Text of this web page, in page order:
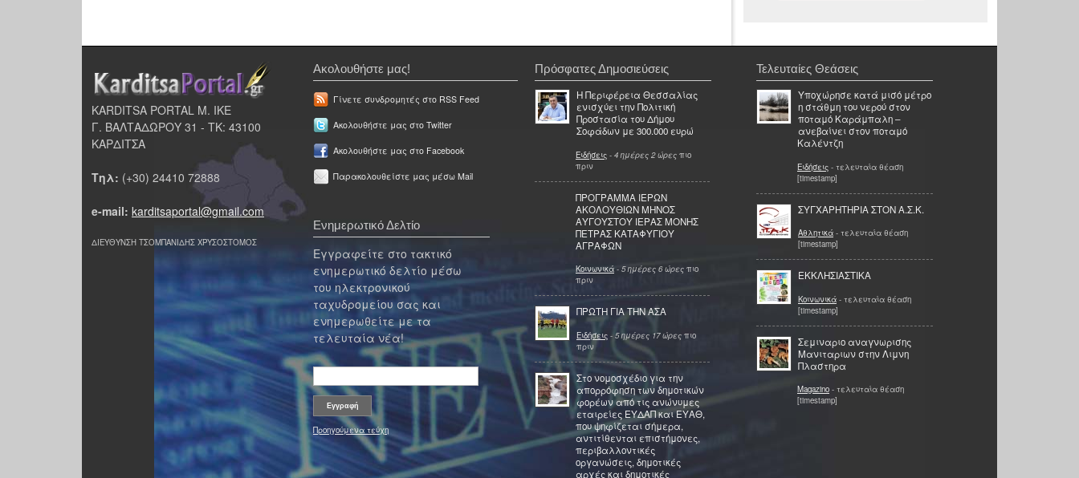
KARDITSA PORTAL Μ. ΙΚΕ
Γ. ΒΑΛΤΑΔΩΡΟΥ 31 - ΤΚ: 43100
ΚΑΡΔΙΤΣΑ
Τηλ: (+30) 24410 72888
e-mail: karditsaportal@gmail.com
ΔΙΕΥΘΥΝΣΗ ΤΣΟΜΠΑΝΙΔΗΣ ΧΡΥΣΟΣΤΟΜΟΣ
Ακολουθήστε μας!
Γίνετε συνδρομητές στο RSS Feed
Ακολουθήστε μας στο Twitter
Ακολουθήστε μας στο Facebook
Παρακολουθείστε μας μέσω Mail
Ενημερωτικό Δελτίο
Εγγραφείτε στο τακτικό
ενημερωτικό δελτίο μέσω
του ηλεκτρονικού
ταχυδρομείου σας και
ενημερωθείτε με τα
τελευταία νέα!
Προηγούμενα τεύχη
Πρόσφατες Δημοσιεύσεις
Η Περιφέρεια Θεσσαλίας
ενισχύει την Πολιτική
Προστασία του Δήμου
Σοφάδων με 300.000 ευρώ
Ειδήσεις - 4 ημέρες 2 ώρες πιο
πριν
ΠΡΟΓΡΑΜΜΑ ΙΕΡΩΝ
ΑΚΟΛΟΥΘΙΩΝ ΜΗΝΟΣ
ΑΥΓΟΥΣΤΟΥ ΙΕΡΑΣ ΜΟΝΗΣ
ΠΕΤΡΑΣ ΚΑΤΑΦΥΓΙΟΥ
ΑΓΡΑΦΩΝ
Κοινωνικά - 5 ημέρες 6 ώρες πιο
πριν
ΠΡΩΤΗ ΓΙΑ ΤΗΝ ΑΣΑ
Ειδήσεις - 5 ημέρες 17 ώρες πιο
πριν
Στο νομοσχέδιο για την
απορρόφηση των δημοτικών
φορέων από τις ανώνυμες
εταιρείες ΕΥΔΑΠ και ΕΥΑΘ,
που ψηφίζεται σήμερα,
αντιτίθενται επιστήμονες,
περιβαλλοντικές
οργανώσεις, δημοτικές
αρχές και δημοτικές
Τελευταίες Θεάσεις
Υποχώρησε κατά μισό μέτρο
η στάθμη του νερού στον
ποταμό Καράμπαλη –
ανεβαίνει στον ποταμό
Καλέντζη
Ειδήσεις - τελευταία θέαση
[timestamp]
ΣΥΓΧΑΡΗΤΗΡΙΑ ΣΤΟN Α.Σ.Κ.
Αθλητικά - τελευταία θέαση
[timestamp]
ΕΚΚΛΗΣΙΑΣΤΙΚΑ
Κοινωνικά - τελευταία θέαση
[timestamp]
Σεμιναριο αναγνωρισης
Μανιταριων στην Λιμνη
Πλαστηρα
Magazino - τελευταία θέαση
[timestamp]